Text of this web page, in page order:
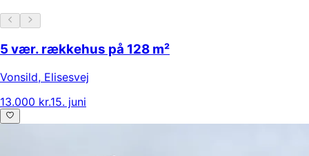
5 vær. rækkehus på 128 m²
Vonsild, Elisesvej
13.000 kr.15. juni